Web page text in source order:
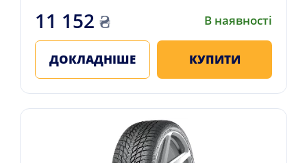
11 152 ₴ В наявності
ДОКЛАДНІШЕ КУПИТИ